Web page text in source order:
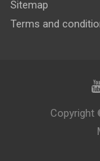
Sitemap
Terms and
Copyright